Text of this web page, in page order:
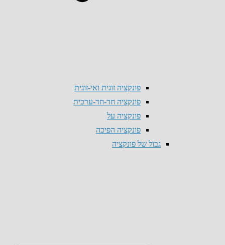
פונקציה זוגית ואי-זוגית
פונקציה חד-חד-ערכית
פונקציה על
פונקציה הפיכה
גבול של פונקציה